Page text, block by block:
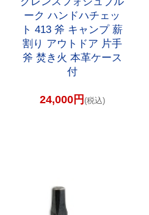
ーク ハンドハチェッ
ト 413 斧 キャンプ 薪
割り アウトドア 片手
斧 焚き火 本革ケース
付
24,000円 (税込)